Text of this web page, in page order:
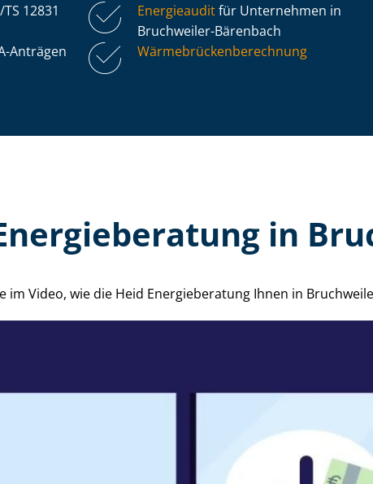
12831 Energieauditfür Unternehmen in
Bruchweiler-Bärenbach
Anträgen Wär­me­brü­cken­be­rech­nung
in
im Video, wie die Heid Energieberatung Ihnen in